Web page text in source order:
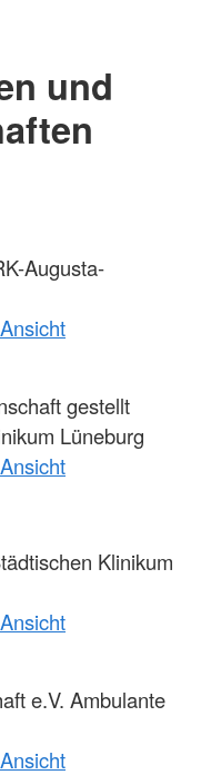
und
Augusta-
gestellt
Lüneburg
Klinikum
e.V. Ambulante